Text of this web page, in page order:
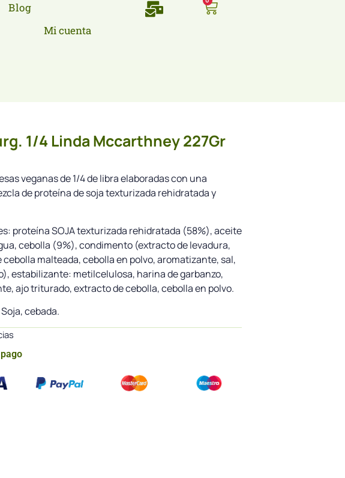
Blog
Mi cuenta
1/4 Linda Mccarthney 227Gr
veganas de 1/4 de libra elaboradas con una
de proteína de soja texturizada rehidratada y
proteína SOJA texturizada rehidratada (58%), aceite
cebolla (9%), condimento (extracto de levadura,
malteada, cebolla en polvo, aromatizante, sal,
estabilizante: metilcelulosa, harina de garbanzo,
ajo triturado, extracto de cebolla, cebolla en polvo.
cebada.